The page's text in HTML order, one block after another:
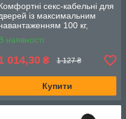
секс-кабельні для
із максимальним
100 кг,
наявності
014,30 ₴ 1 127 ₴
Купити